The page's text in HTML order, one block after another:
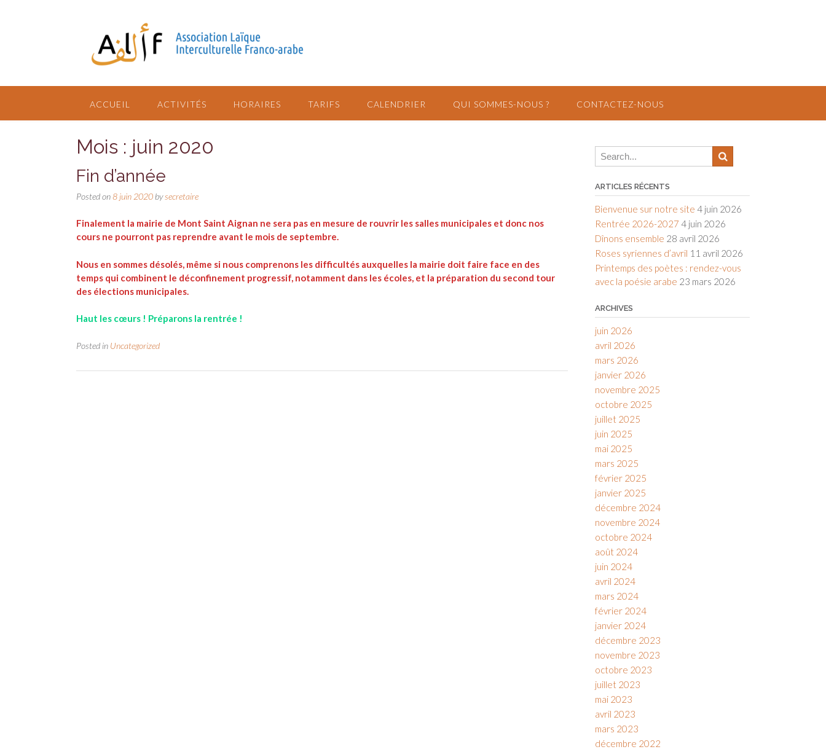
ACCUEIL ACTIVITÉS HORAIRES TARIFS CALENDRIER QUI SOMMES-NOUS ? CONTACTEZ-NOUS
Mois : juin 2020
Fin d’année
Posted on8 juin 2020 bysecretaire
Finalement la mairie de Mont Saint Aignan ne sera pas en mesure de rouvrir les salles municipales et donc nos
cours ne pourront pas reprendre avant le mois de septembre.
Nous en sommes désolés, même si nous comprenons les difficultés auxquelles la mairie doit faire face en des
temps qui combinent le déconfinement progressif, notamment dans les écoles, et la préparation du second tour
des élections municipales.
Haut les cœurs ! Préparons la rentrée !
Posted in Uncategorized
ARTICLES RÉCENTS
Bienvenue sur notre site 4 juin 2026
Rentrée 2026-2027 4 juin 2026
Dînons ensemble 28 avril 2026
Roses syriennes d’avril 11 avril 2026
Printemps des poètes : rendez-vous
avec la poésie arabe 23 mars 2026
ARCHIVES
juin 2026
avril 2026
mars 2026
janvier 2026
novembre 2025
octobre 2025
juillet 2025
juin 2025
mai 2025
mars 2025
février 2025
janvier 2025
décembre 2024
novembre 2024
octobre 2024
août 2024
juin 2024
avril 2024
mars 2024
février 2024
janvier 2024
décembre 2023
novembre 2023
octobre 2023
juillet 2023
mai 2023
avril 2023
mars 2023
décembre 2022